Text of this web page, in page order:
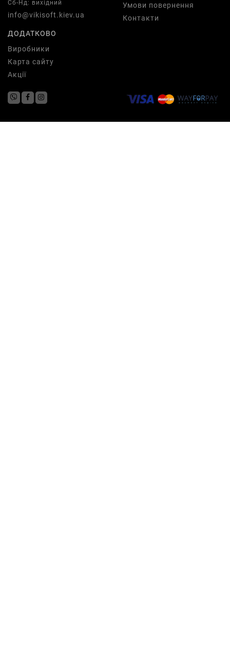
Сб-Нд: вихідний
info@vikisoft.kiev.ua
Умови повернення
Контакти
ДОДАТКОВО
Виробники
Карта сайту
Акції